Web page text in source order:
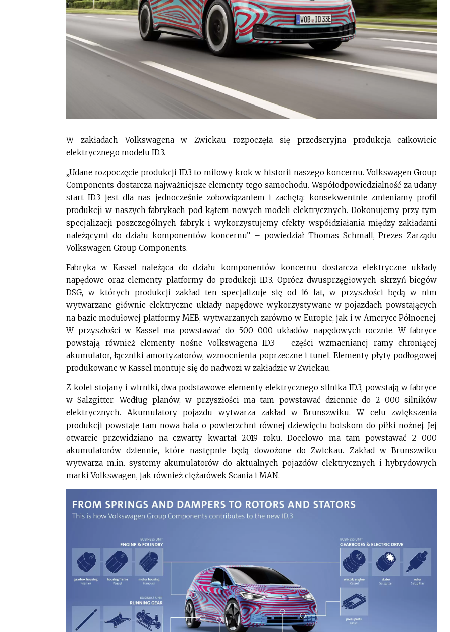
W zakładach Volkswagena w Zwickau rozpoczęła się przedseryjna produkcja całkowicie
elektrycznego modelu ID.3.
„Udane rozpoczęcie produkcji ID.3 to milowy krok w historii naszego koncernu. Volkswagen Group
Components dostarcza najważniejsze elementy tego samochodu. Współodpowiedzialność za udany
start ID.3 jest dla nas jednocześnie zobowiązaniem i zachętą: konsekwentnie zmieniamy profil
produkcji w naszych fabrykach pod kątem nowych modeli elektrycznych. Dokonujemy przy tym
specjalizacji poszczególnych fabryk i wykorzystujemy efekty współdziałania między zakładami
należącymi do działu komponentów koncernu” – powiedział Thomas Schmall, Prezes Zarządu
Volkswagen Group Components.
Fabryka w Kassel należąca do działu komponentów koncernu dostarcza elektryczne układy
napędowe oraz elementy platformy do produkcji ID.3. Oprócz dwusprzęgłowych skrzyń biegów
DSG, w których produkcji zakład ten specjalizuje się od 16 lat, w przyszłości będą w nim
wytwarzane głównie elektryczne układy napędowe wykorzystywane w pojazdach powstających
na bazie modułowej platformy MEB, wytwarzanych zarówno w Europie, jak i w Ameryce Północnej.
W przyszłości w Kassel ma powstawać do 500 000 układów napędowych rocznie. W fabryce
powstają również elementy nośne Volkswagena ID.3 – części wzmacnianej ramy chroniącej
akumulator, łączniki amortyzatorów, wzmocnienia poprzeczne i tunel. Elementy płyty podłogowej
produkowane w Kassel montuje się do nadwozi w zakładzie w Zwickau.
Z kolei stojany i wirniki, dwa podstawowe elementy elektrycznego silnika ID.3, powstają w fabryce
w Salzgitter. Według planów, w przyszłości ma tam powstawać dziennie do 2 000 silników
elektrycznych. Akumulatory pojazdu wytwarza zakład w Brunszwiku. W celu zwiększenia
produkcji powstaje tam nowa hala o powierzchni równej dziewięciu boiskom do piłki nożnej. Jej
otwarcie przewidziano na czwarty kwartał 2019 roku. Docelowo ma tam powstawać 2 000
akumulatorów dziennie, które następnie będą dowożone do Zwickau. Zakład w Brunszwiku
wytwarza m.in. systemy akumulatorów do aktualnych pojazdów elektrycznych i hybrydowych
marki Volkswagen, jak również ciężarówek Scania i MAN.